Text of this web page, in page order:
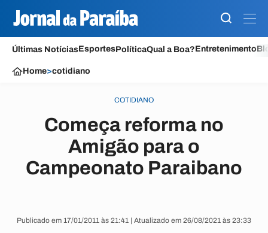
Últimas NotíciasEsportesPolíticaQual a Boa?Entretenimento
Home>cotidiano
COTIDIANO
Começa reforma no
Amigão para o
Campeonato Paraibano
Publicado em 17/01/2011 às 21:41 | Atualizado em 26/08/2021 às 23:33